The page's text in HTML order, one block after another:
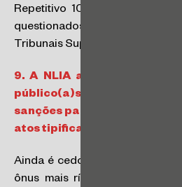
Repetitivo 1055). É possível
questionados pelo
Tribunais Superiores no futuro.
9.A NLIA aumentará a
público(a)s?
sanções para empresas
atos tipificados na NLIA?
Ainda é cedo para dizermos. A
ônus mais rígidos ao